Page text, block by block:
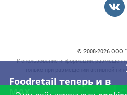
Foodretail теперь и в
MAX
© 2008‑2026 ООО
Использование информации,
только при размещении активной